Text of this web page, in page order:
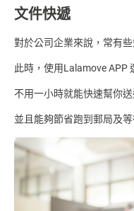
文件快遞
對於公司企業來說，常有
此時，使用Lalamove APP
不用一小時就能快速幫你
並且能夠節省跑到郵局及